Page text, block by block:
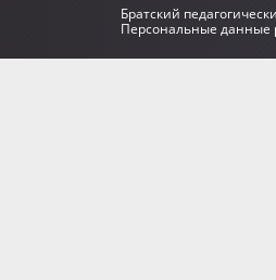
Братский
Персональные данные